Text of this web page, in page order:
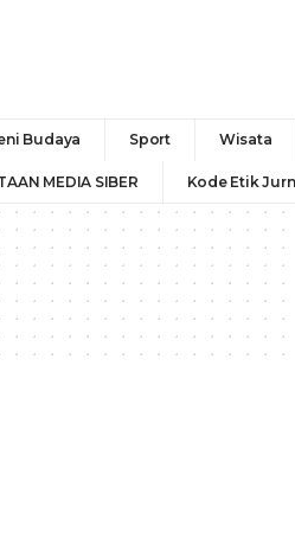
Budaya Sport Wisata
MEDIA SIBER Kode Etik